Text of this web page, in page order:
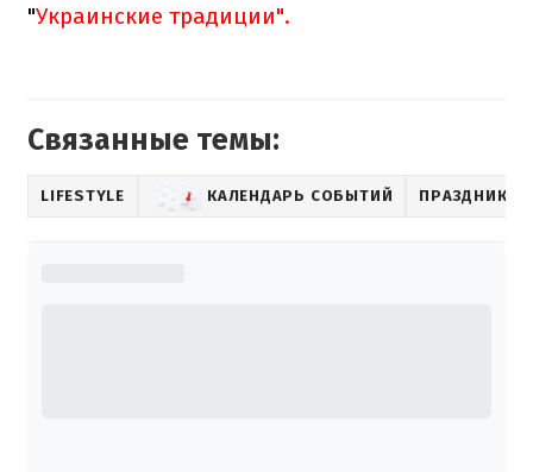
"Украинские традиции".
Связанные темы:
LIFESTYLE КАЛЕНДАРЬ СОБЫТИЙ ПРАЗДНИК В